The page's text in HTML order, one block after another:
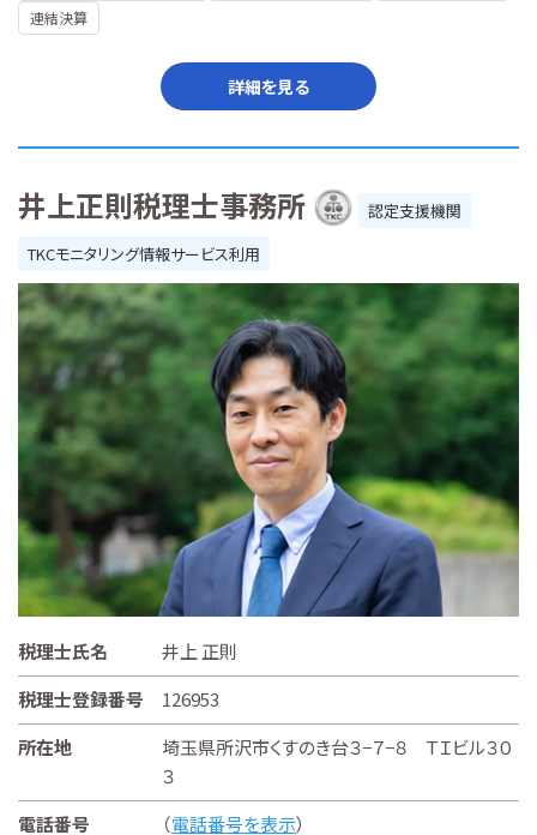
連結決算
詳細を見る
井上正則税理士事務所
認定支援機関
TKCモニタリング情報サービス利用
税理士氏名
井上 正則
税理士登録番号
126953
所在地
埼玉県所沢市くすのき台３−７−８ ＴＩビル３０
３
電話番号
（電話番号を表示）